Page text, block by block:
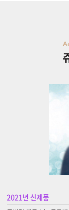
2021년 신제품